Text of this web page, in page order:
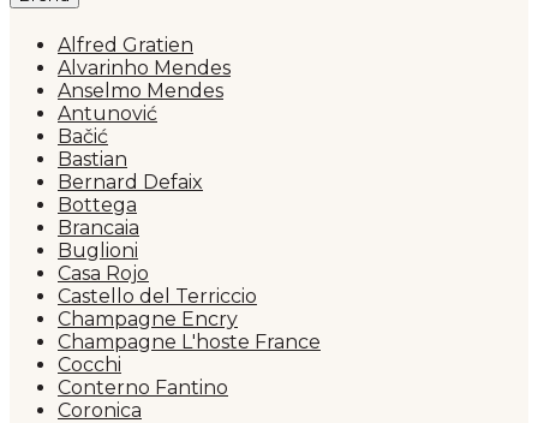
Alfred Gratien
Alvarinho Mendes
Anselmo Mendes
Antunović
Bačić
Bastian
Bernard Defaix
Bottega
Brancaia
Buglioni
Casa Rojo
Castello del Terriccio
Champagne Encry
Champagne L'hoste France
Cocchi
Conterno Fantino
Coronica